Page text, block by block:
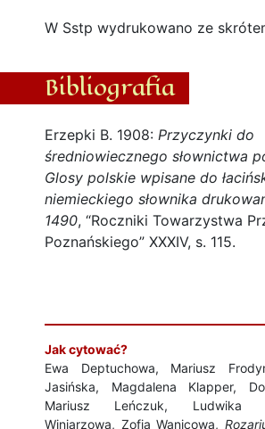
W Sstp wydrukowano ze
Bibliografia
Erzepki B. 1908: Przyczynki do
średniowiecznego słownictwa
Glosy polskie wpisane do
niemieckiego słownika
1490, “Roczniki Towarzystwa
Poznańskiego” XXXIV, s. 115.
Jak cytować?
Ewa Deptuchowa, Mariusz
Jasińska, Magdalena Klapper,
Mariusz Leńczuk, Ludwika
Winiarzowa, Zofia Wanicowa,